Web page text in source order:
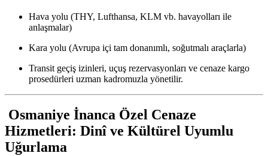
Hava yolu (THY, Lufthansa, KLM vb. havayolları ile
anlaşmalar)
Kara yolu (Avrupa içi tam donanımlı, soğutmalı araçlarla)
Transit geçiş izinleri, uçuş rezervasyonları ve cenaze kargo
prosedürleri uzman kadromuzla yönetilir.
Osmaniye İnanca Özel Cenaze
Hizmetleri: Dinî ve Kültürel Uyumlu
Uğurlama